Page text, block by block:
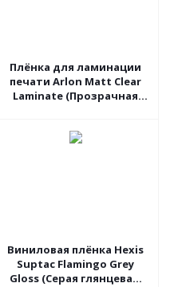
Плёнка для ламинации
печати Arlon Matt Clear
Laminate (Прозрачная
Виниловая плёнка Hexis
Suptac Flamingo Grey
Gloss (Серая глянцевая)